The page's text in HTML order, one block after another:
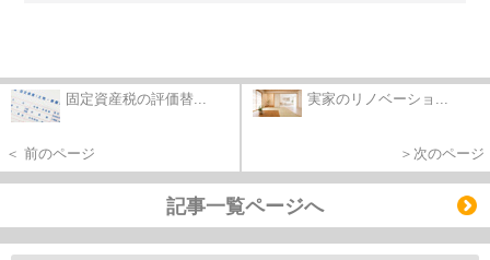
固定資産税の評価替...
＜ 前のページ
実家のリノベーショ...
＞次のページ
記事一覧ページへ